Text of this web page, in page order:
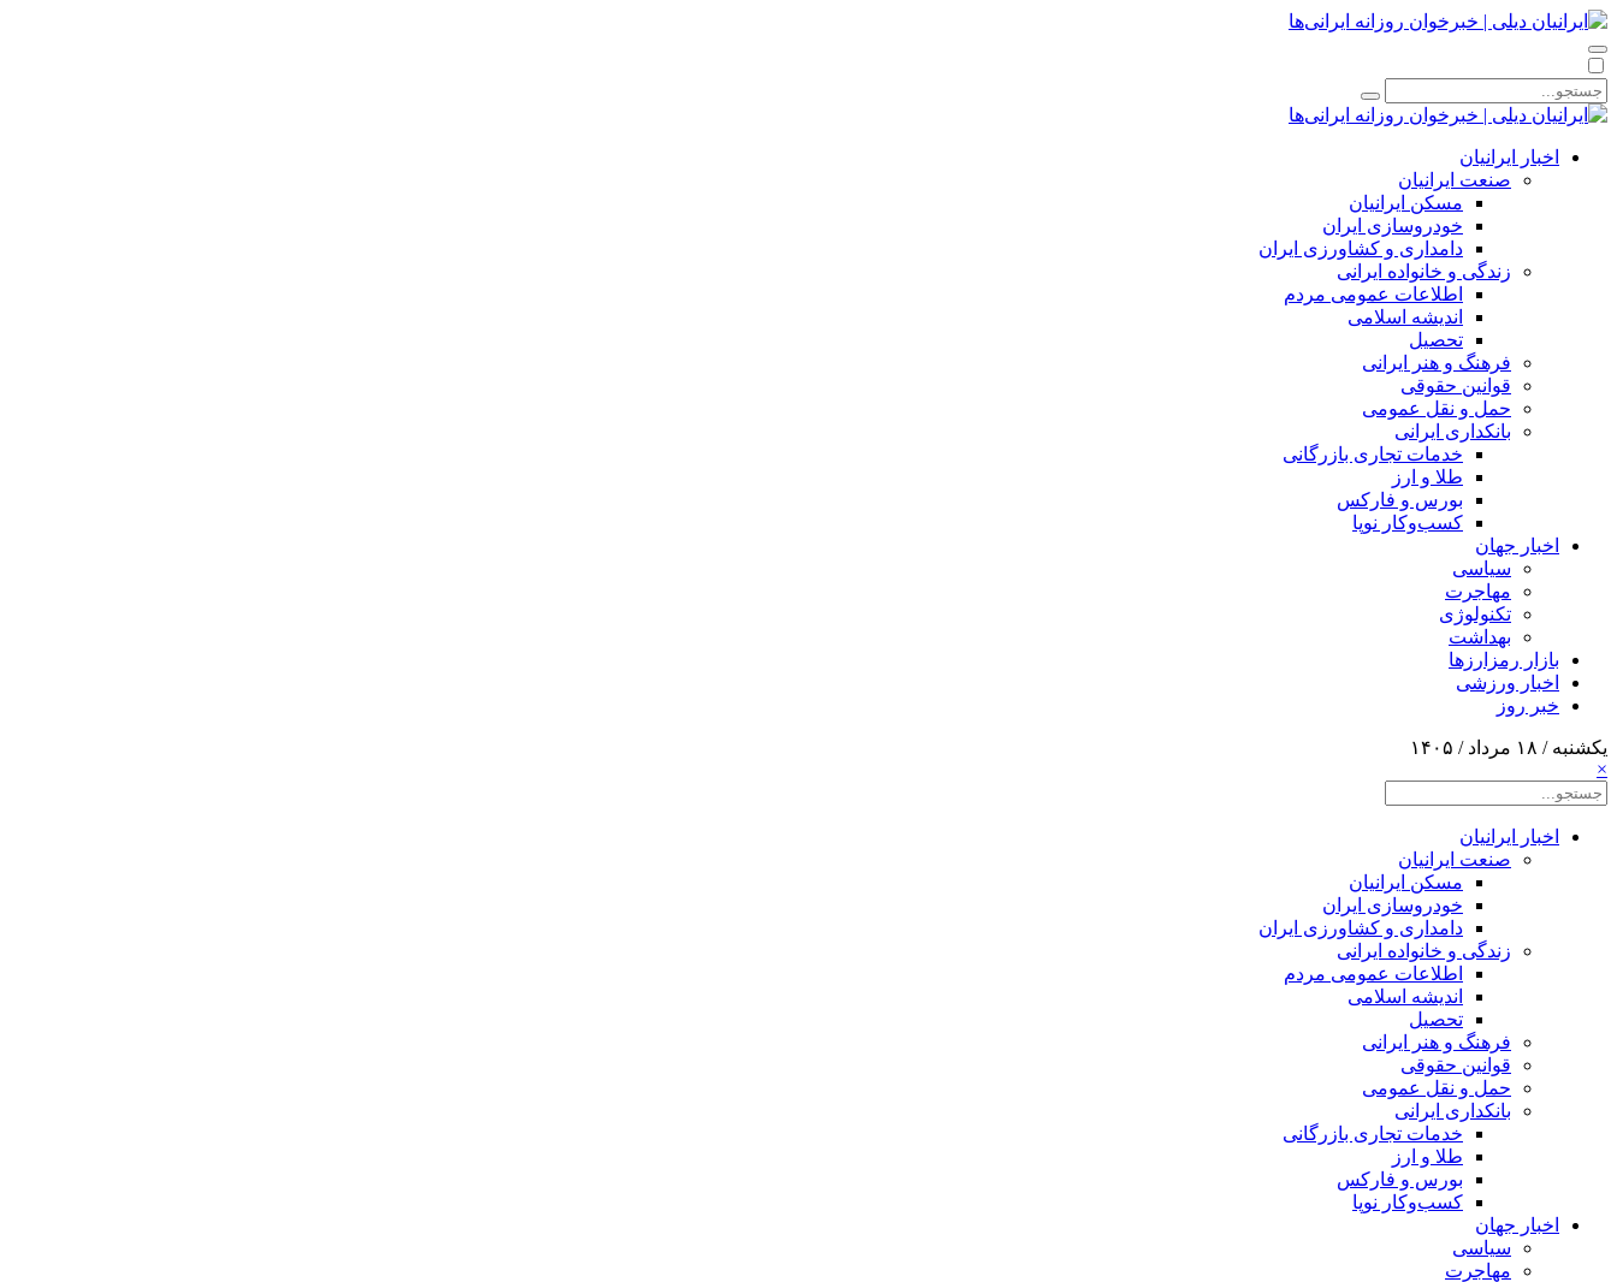
اخبار ایرانیان
صنعت ایرانیان
مسکن ایرانیان
خودروسازی ایران
دامداری و کشاورزی ایران
زندگی و خانواده ایرانی
اطلاعات عمومی مردم
اندیشه اسلامی
تحصیل
فرهنگ و هنر ایرانی
قوانین حقوقی
حمل و نقل عمومی
بانکداری ایرانی
خدمات تجاری بازرگانی
طلا و ارز
بورس و فارکس
کسب‌وکار نوپا
اخبار جهان
سیاسی
مهاجرت
تکنولوژی
بهداشت
بازار رمزارزها
اخبار ورزشی
خبر روز
یکشنبه / ۱۸ مرداد / ۱۴۰۵
×
اخبار ایرانیان
صنعت ایرانیان
مسکن ایرانیان
خودروسازی ایران
دامداری و کشاورزی ایران
زندگی و خانواده ایرانی
اطلاعات عمومی مردم
اندیشه اسلامی
تحصیل
فرهنگ و هنر ایرانی
قوانین حقوقی
حمل و نقل عمومی
بانکداری ایرانی
خدمات تجاری بازرگانی
طلا و ارز
بورس و فارکس
کسب‌وکار نوپا
اخبار جهان
سیاسی
مهاجرت